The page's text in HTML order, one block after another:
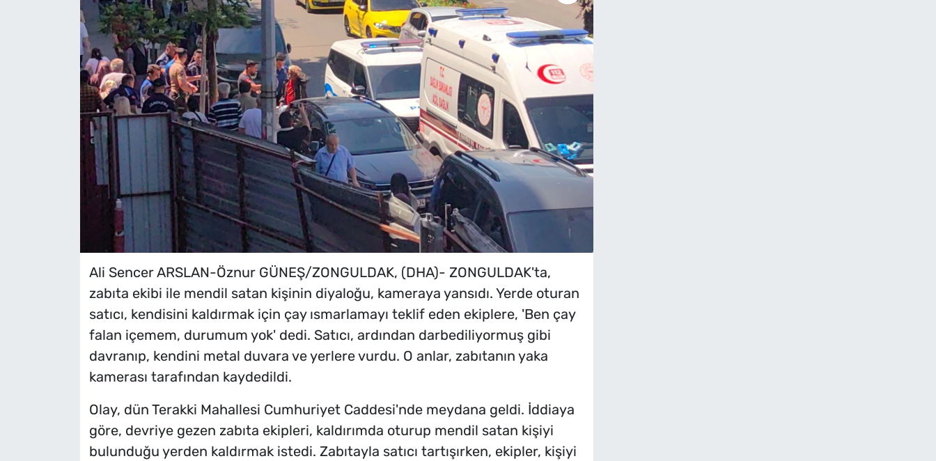
Ali Sencer ARSLAN-Öznur GÜNEŞ/ZONGULDAK, (DHA)- ZONGULDAK'ta,
zabıta ekibi ile mendil satan kişinin diyaloğu, kameraya yansıdı. Yerde oturan
satıcı, kendisini kaldırmak için çay ısmarlamayı teklif eden ekiplere, 'Ben çay
falan içemem, durumum yok' dedi. Satıcı, ardından darbediliyormuş gibi
davranıp, kendini metal duvara ve yerlere vurdu. O anlar, zabıtanın yaka
kamerası tarafından kaydedildi.
Olay, dün Terakki Mahallesi Cumhuriyet Caddesi'nde meydana geldi. İddiaya
göre, devriye gezen zabıta ekipleri, kaldırımda oturup mendil satan kişiyi
bulunduğu yerden kaldırmak istedi. Zabıtayla satıcı tartışırken, ekipler, kişiyi